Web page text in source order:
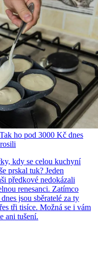
ho pod 3000 Kč dnes
kdy se celou kuchyní
prskal tuk? Jeden
předkové nedokázali
renesanci. Zatímco
jsou sběratelé za ty
tři tisíce. Možná se i vám
ani tušení.